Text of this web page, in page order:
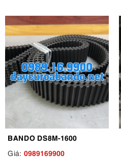
BANDO DS8M-1600
Giá: 0989169900